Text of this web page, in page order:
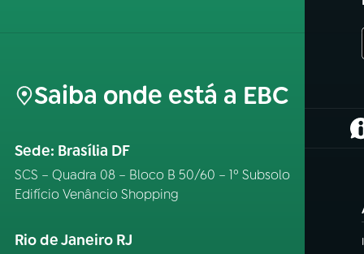
Saiba onde está a EBC
Sede: Brasília DF
SCS – Quadra 08 – Bloco B 50/60 – 1º Subsolo
Edifício Venâncio Shopping
Rio de Janeiro RJ